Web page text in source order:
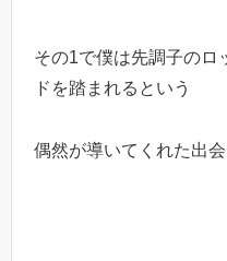
その1で僕は先調子のロ
ドを踏まれるという
偶然が導いてくれた出会